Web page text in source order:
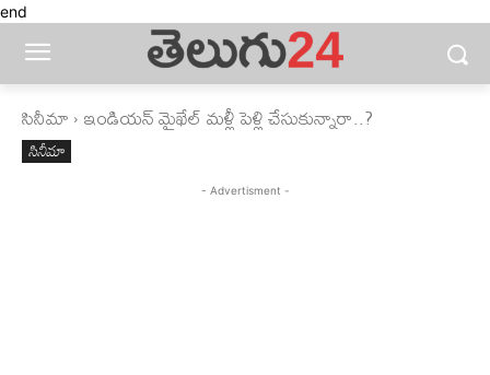
end
సినీమా ఇండియన్‌ మైఖేల్‌ మళ్లీ పెళ్లి చేసుకున్నారా..?
సినీమా
- Advertisment -